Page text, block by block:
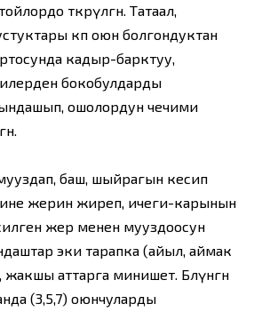
өткөрүлгөн. Татаал,
көп оюн болгондуктан
кадыр-барктуу,
бокобулдарды
ошолордун чечими
баш, шыйрагын кесип
жерин жиреп, ичеги-карынын
жер менен мууздоосун
эки тарапка (айыл, аймак
аттарга минишет. Бөлүнгөн
(3,5,7) оюнчуларды